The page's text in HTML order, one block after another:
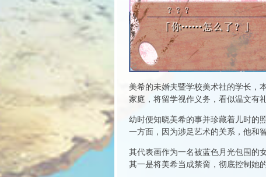
美希的未婚夫暨学校美术社的学长，
家庭，将留学视作义务，看似温文有
幼时便知晓美希的事并珍藏着儿时的
一方面，因为涉足艺术的关系，他和
其代表画作为一名被蓝色月光包围的
其一是将美希当成禁脔，彻底控制她